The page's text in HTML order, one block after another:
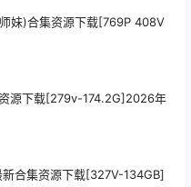
妹)合集资源下载[769P 408V
源下载[279v-174.2G]2026年
合集资源下载[327V-134GB]